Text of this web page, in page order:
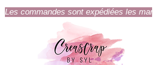
Les commandes sont expédiées les